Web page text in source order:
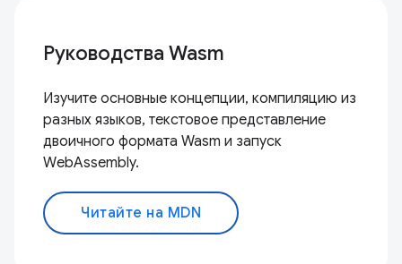
Руководства Wasm
Изучите основные концепции, компиляцию из
разных языков, текстовое представление
двоичного формата Wasm и запуск
WebAssembly.
Читайте на MDN